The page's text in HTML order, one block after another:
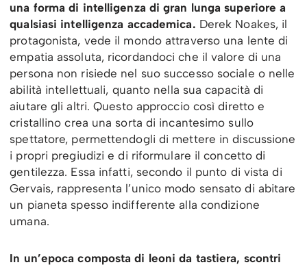
una forma di intelligenza di gran lunga superiore a
qualsiasi intelligenza accademica. Derek Noakes, il
protagonista, vede il mondo attraverso una lente di
empatia assoluta, ricordandoci che il valore di una
persona non risiede nel suo successo sociale o nelle
abilità intellettuali, quanto nella sua capacità di
aiutare gli altri. Questo approccio così diretto e
cristallino crea una sorta di incantesimo sullo
spettatore, permettendogli di mettere in discussione
i propri pregiudizi e di riformulare il concetto di
gentilezza. Essa infatti, secondo il punto di vista di
Gervais, rappresenta l’unico modo sensato di abitare
un pianeta spesso indifferente alla condizione
umana.
In un’epoca composta di leoni da tastiera, scontri